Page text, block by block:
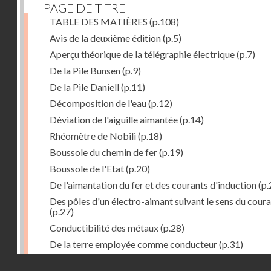
PAGE DE TITRE
TABLE DES MATIÈRES (p.108)
Avis de la deuxième édition(p.5)
Aperçu théorique de la télégraphie électrique(p.7)
De la Pile Bunsen(p.9)
De la Pile Daniell(p.11)
Décomposition de l'eau(p.12)
Déviation de l'aiguille aimantée(p.14)
Rhéomètre de Nobili(p.18)
Boussole du chemin de fer(p.19)
Boussole de l'Etat(p.20)
De l'aimantation du fer et des courants d'induction
Des pôles d'un électro-aimant suivant le sens du
(p.27)
Conductibilité des métaux(p.28)
De la terre employée comme conducteur(p.31)